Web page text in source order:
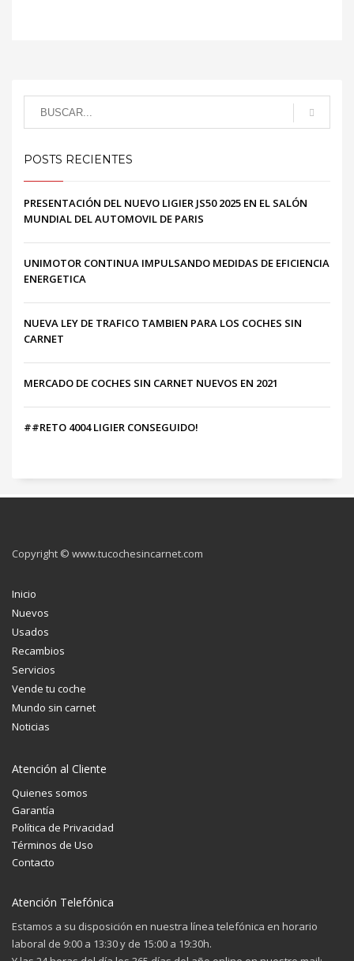
POSTS RECIENTES
PRESENTACIÓN DEL NUEVO LIGIER JS50 2025 EN EL SALÓN
MUNDIAL DEL AUTOMOVIL DE PARIS
UNIMOTOR CONTINUA IMPULSANDO MEDIDAS DE EFICIENCIA
ENERGETICA
NUEVA LEY DE TRAFICO TAMBIEN PARA LOS COCHES SIN
CARNET
MERCADO DE COCHES SIN CARNET NUEVOS EN 2021
##RETO 4004 LIGIER CONSEGUIDO!
Copyright © www.tucochesincarnet.com
Inicio
Nuevos
Usados
Recambios
Servicios
Vende tu coche
Mundo sin carnet
Noticias
Atención al Cliente
Quienes somos
Garantía
Política de Privacidad
Términos de Uso
Contacto
Atención Telefónica
Estamos a su disposición en nuestra línea telefónica en horario
laboral de 9:00 a 13:30 y de 15:00 a 19:30h.